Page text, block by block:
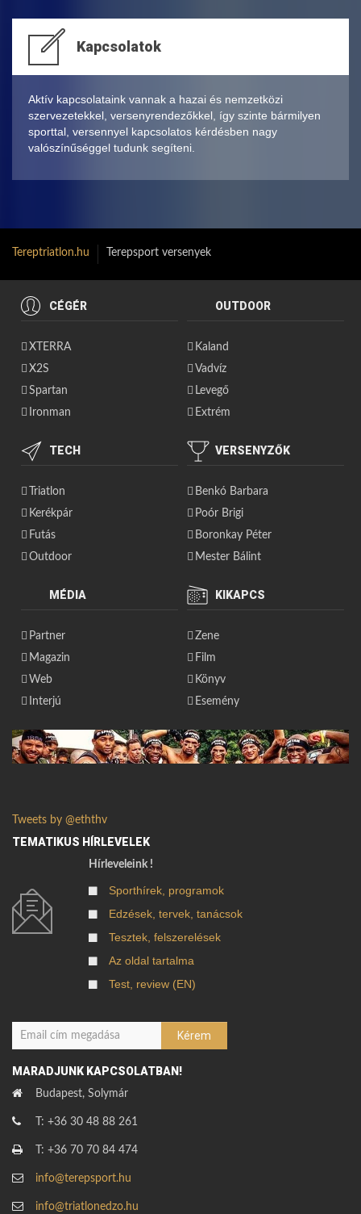
Kapcsolatok
Aktív kapcsolataink vannak a hazai és nemzetközi
szervezetekkel, versenyrendezőkkel, így szinte bármilyen
sporttal, versennyel kapcsolatos kérdésben nagy
valószínűséggel tudunk segíteni.
Tereptriatlon.hu Terepsport versenyek
CÉGÉR
XTERRA
X2S
Spartan
Ironman
OUTDOOR
Kaland
Vadvíz
Levegő
Extrém
TECH
Triatlon
Kerékpár
Futás
Outdoor
VERSENYZŐK
Benkó Barbara
Poór Brigi
Boronkay Péter
Mester Bálint
MÉDIA
Partner
Magazin
Web
Interjú
KIKAPCS
Zene
Film
Könyv
Esemény
Tweets by @eththv
TEMATIKUS HÍRLEVELEK
Hírleveleink !
Sporthírek, programok
Edzések, tervek, tanácsok
Tesztek, felszerelések
Az oldal tartalma
Test, review (EN)
MARADJUNK KAPCSOLATBAN!
Budapest, Solymár
T: +36 30 48 88 261
T: +36 70 70 84 474
info@terepsport.hu
info@triatlonedzo.hu